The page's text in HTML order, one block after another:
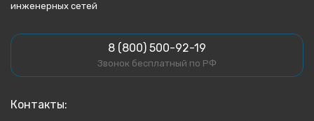
инженерных сетей
8 (800) 500-92-19
Звонок бесплатный по РФ
Контакты: